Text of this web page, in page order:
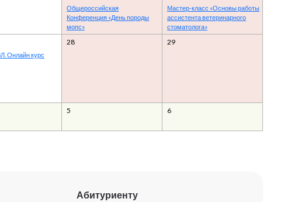
Общероссийская
Конференция «День породы
мопс»
Мастер-класс «Основы работы
ассистента ветеринарного
стоматолога»
Онлайн курс
28 29
5 6
Абитуриенту